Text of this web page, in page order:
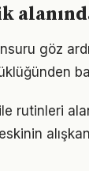
göz
rutinleri